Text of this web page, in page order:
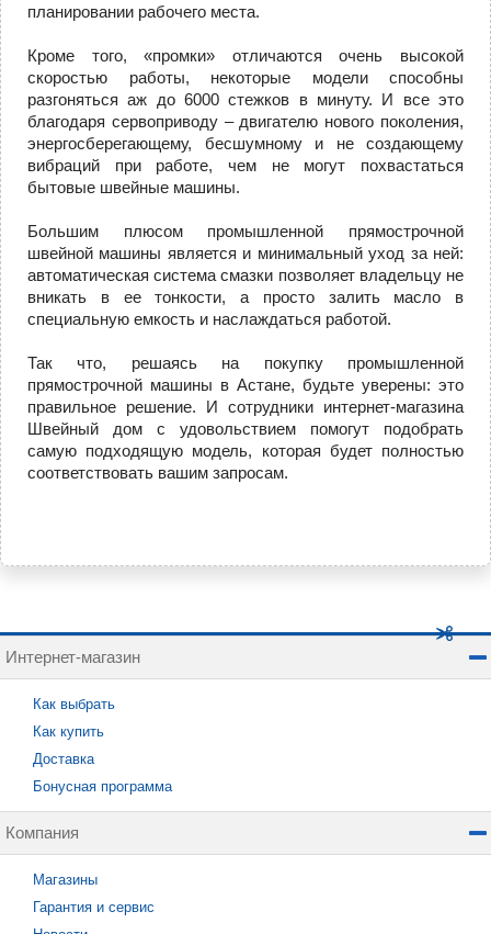
планировании рабочего места.
Кроме того, «промки» отличаются очень высокой
скоростью работы, некоторые модели способны
разгоняться аж до 6000 стежков в минуту. И все это
благодаря сервоприводу – двигателю нового поколения,
энергосберегающему, бесшумному и не создающему
вибраций при работе, чем не могут похвастаться
бытовые швейные машины.
Большим плюсом промышленной прямострочной
швейной машины является и минимальный уход за ней:
автоматическая система смазки позволяет владельцу не
вникать в ее тонкости, а просто залить масло в
специальную емкость и наслаждаться работой.
Так что, решаясь на покупку промышленной
прямострочной машины в Астане, будьте уверены: это
правильное решение. И сотрудники интернет-магазина
Швейный дом с удовольствием помогут подобрать
самую подходящую модель, которая будет полностью
соответствовать вашим запросам.
Интернет-магазин
Как выбрать
Как купить
Доставка
Бонусная программа
Компания
Магазины
Гарантия и сервис